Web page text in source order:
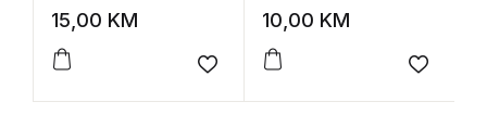
15,00 KM
Add to wishlist
lav
10,00 KM
Add to